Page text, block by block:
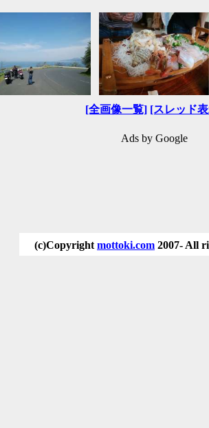
[全画像一覧] [スレッド
Ads by Google
(c)Copyright mottoki.com 2007- All